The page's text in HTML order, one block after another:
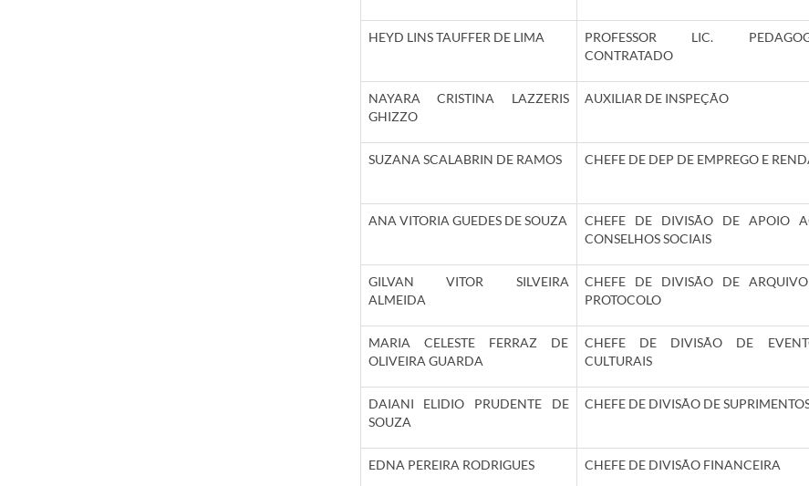
HEYD LINS TAUFFER DE LIMA
PROFESSOR LIC.
CONTRATADO
NAYARA CRISTINA LAZZERIS
GHIZZO
AUXILIAR DE INSPEÇÃO
SUZANA SCALABRIN DE RAMOS CHEFE DE DEP DE EMPREGO E
ANA VITORIA GUEDES DE SOUZA
CHEFE DE DIVISÃO DE APOIO
CONSELHOS SOCIAIS
GILVAN VITOR SILVEIRA
ALMEIDA
CHEFE DE DIVISÃO DE
PROTOCOLO
MARIA CELESTE FERRAZ DE
OLIVEIRA GUARDA
CHEFE DE DIVISÃO DE
CULTURAIS
DAIANI ELIDIO PRUDENTE DE
SOUZA
CHEFE DE DIVISÃO DE
EDNA PEREIRA RODRIGUES CHEFE DE DIVISÃO FINANCEIRA